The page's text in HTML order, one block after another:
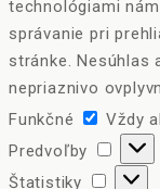
technológiami
správanie pri
stránke. Nesúhlas
nepriaznivo
Funkčné
Vždy
Predvoľby
Štatistiky